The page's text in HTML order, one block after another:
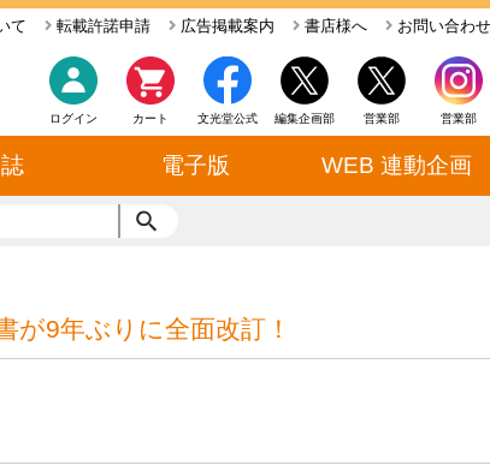
お問い合わせ
書店様へ
広告掲載案内
転載許諾申請
て
営業部
営業部
編集企画部
文光堂公式
カート
ログイン
電子版 WEB 連動企画
が9年ぶりに全面改訂！